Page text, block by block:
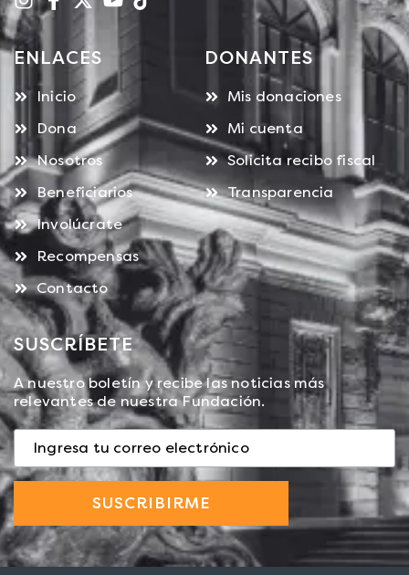
ENLACES
Inicio
Dona
Nosotros
Beneficiarios
Involúcrate
Recompensas
Contacto
DONANTES
Mis donaciones
Mi cuenta
Solicita recibo fiscal
Transparencia
SUSCRÍBETE
A nuestro boletín y recibe las noticias más
relevantes de nuestra Fundación.